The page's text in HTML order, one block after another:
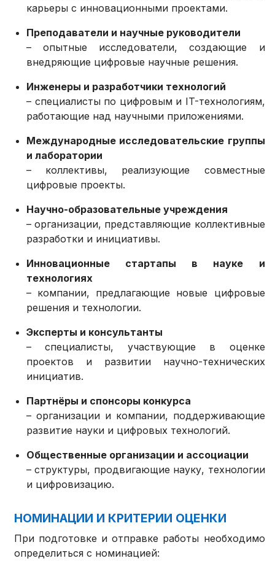
карьеры с инновационными проектами.
Преподаватели и научные руководители
– опытные исследователи, создающие и
внедряющие цифровые научные решения.
Инженеры и разработчики технологий
– специалисты по цифровым и IT-технологиям,
работающие над научными приложениями.
Международные исследовательские группы
и лаборатории
– коллективы, реализующие совместные
цифровые проекты.
Научно-образовательные учреждения
– организации, представляющие коллективные
разработки и инициативы.
Инновационные стартапы в науке и
технологиях
– компании, предлагающие новые цифровые
решения и технологии.
Эксперты и консультанты
– специалисты, участвующие в оценке
проектов и развитии научно-технических
инициатив.
Партнёры и спонсоры конкурса
– организации и компании, поддерживающие
развитие науки и цифровых технологий.
Общественные организации и ассоциации
– структуры, продвигающие науку, технологии
и цифровизацию.
НОМИНАЦИИ И КРИТЕРИИ ОЦЕНКИ
При подготовке и отправке работы необходимо
определиться с номинацией: